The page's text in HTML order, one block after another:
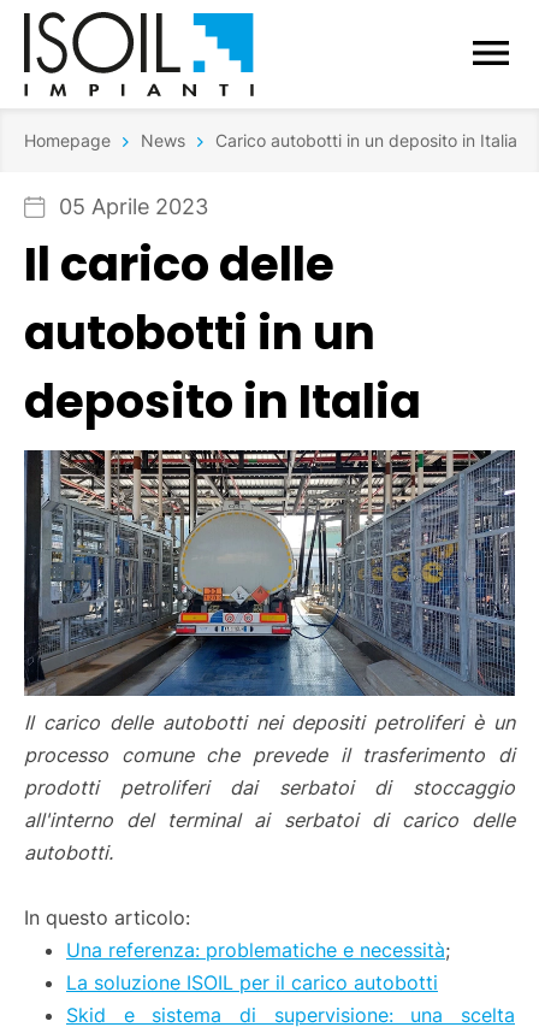
Homepage News Carico autobotti in un deposito in Italia
05 Aprile 2023
Il carico delle
autobotti in un
deposito in Italia
Il carico delle autobotti nei depositi petroliferi è un
processo comune che prevede il trasferimento di
prodotti petroliferi dai serbatoi di stoccaggio
all'interno del terminal ai serbatoi di carico delle
autobotti.
In questo articolo:
Una referenza: problematiche e necessità;
La soluzione ISOIL per il carico autobotti
Skid e sistema di supervisione: una scelta